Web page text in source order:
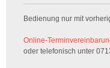
Bedienung nur mit
Online-
oder telefonisch unter